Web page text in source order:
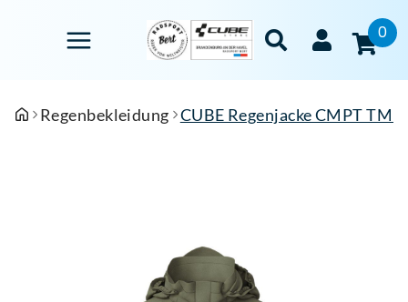
0
Regenbekleidung CUBE Regenjacke CMPT TM